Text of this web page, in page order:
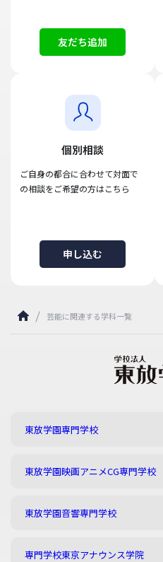
友だち追加
個別相談
ご自身の都合に合わせて対面で
の相談をご希望の方はこちら
申し込む
芸能に関連する学科一覧
東放学園専門学校
東放学園映画アニメCG専門学校
東放学園音響専門学校
専門学校東京アナウンス学院